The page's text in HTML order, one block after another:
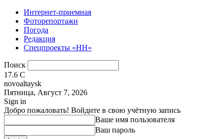
Интернет-приемная
Фоторепортажи
Погода
Редакция
Спецпроекты «НН»
Поиск
17.6 C
novoaltaysk
Пятница, Август 7, 2026
Sign in
Добро пожаловать! Войдите в свою учётную запись
Ваше имя пользователя
Ваш пароль